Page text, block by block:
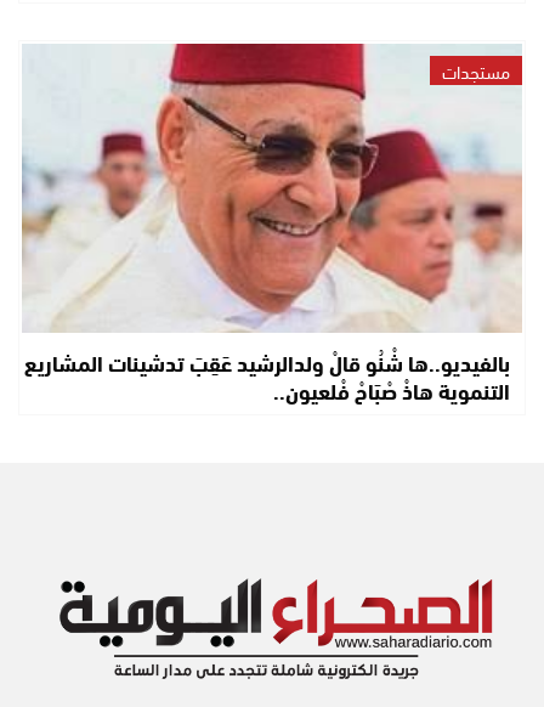
مستجدات
بالفيديو..ها شْنُو قالْ ولدالرشيد عَقِبَ تدشينات المشاريع
التنموية هاذْ صْبَاحْ فْلعيون..